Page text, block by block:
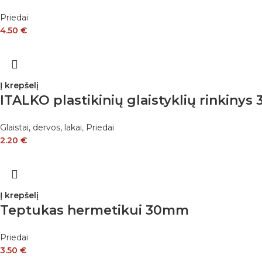
Priedai
4.50 €
Į krepšelį
ITALKO plastikinių glaistyklių rinkinys
Glaistai, dervos, lakai, Priedai
2.20 €
Į krepšelį
Teptukas hermetikui 30mm
Priedai
3.50 €